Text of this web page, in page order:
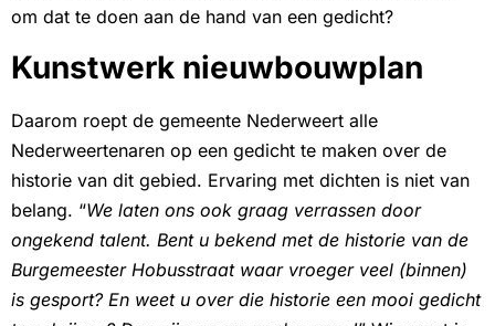
om dat te doen aan de hand van een gedicht?
Kunstwerk nieuwbouwplan
Daarom roept de gemeente Nederweert alle
Nederweertenaren op een gedicht te maken over de
historie van dit gebied. Ervaring met dichten is niet van
belang. “We laten ons ook graag verrassen door
ongekend talent. Bent u bekend met de historie van de
Burgemeester Hobusstraat waar vroeger veel (binnen)
is gesport? En weet u over die historie een mooi gedicht